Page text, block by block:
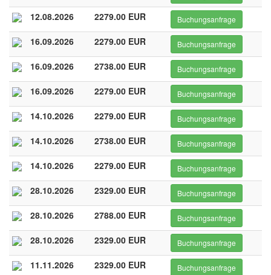
12.08.2026 2279.00 EUR Buchungsanfrage
16.09.2026 2279.00 EUR Buchungsanfrage
16.09.2026 2738.00 EUR Buchungsanfrage
16.09.2026 2279.00 EUR Buchungsanfrage
14.10.2026 2279.00 EUR Buchungsanfrage
14.10.2026 2738.00 EUR Buchungsanfrage
14.10.2026 2279.00 EUR Buchungsanfrage
28.10.2026 2329.00 EUR Buchungsanfrage
28.10.2026 2788.00 EUR Buchungsanfrage
28.10.2026 2329.00 EUR Buchungsanfrage
11.11.2026 2329.00 EUR Buchungsanfrage